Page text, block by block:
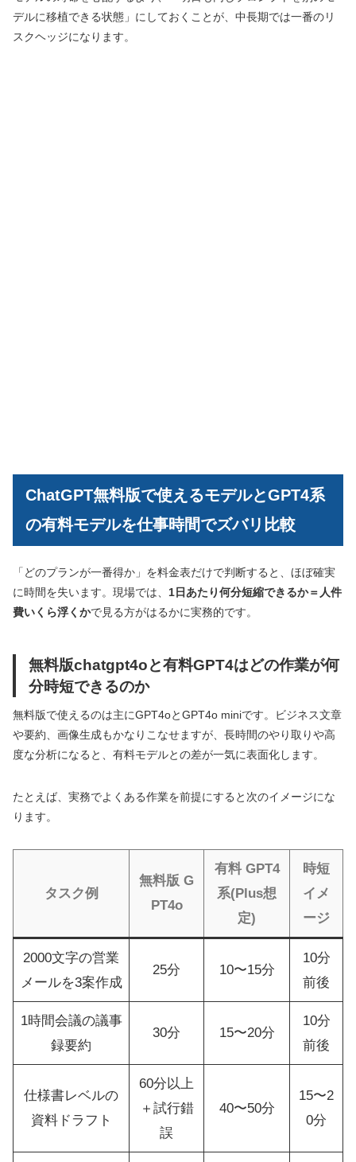
デルに移植できる状態」にしておくことが、中長期では一番のリ
スクヘッジになります。
ChatGPT無料版で使えるモデルとGPT4系
の有料モデルを仕事時間でズバリ比較
「どのプランが一番得か」を料金表だけで判断すると、ほぼ確実
に時間を失います。現場では、 1日あたり何分短縮できるか＝人件
費いくら浮くかで見る方がはるかに実務的です。
無料版chatgpt4oと有料GPT4はどの作業が何
分時短できるのか
無料版で使えるのは主にGPT4oとGPT4o miniです。ビジネス文章
や要約、画像生成もかなりこなせますが、長時間のやり取りや高
度な分析になると、有料モデルとの差が一気に表面化します。
たとえば、実務でよくある作業を前提にすると次のイメージにな
ります。
タスク例
無料版 G
PT4o
有料 GPT4
系(Plus想
定)
時短
イメ
ージ
2000文字の営業
メールを3案作成
25分 10〜15分
10分
前後
1時間会議の議事
録要約
30分 15〜20分
10分
前後
仕様書レベルの
資料ドラフト
60分以上
＋試行錯
誤
40〜50分
15〜2
0分